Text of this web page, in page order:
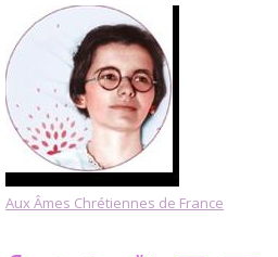
Aux Âmes Chrétiennes de France